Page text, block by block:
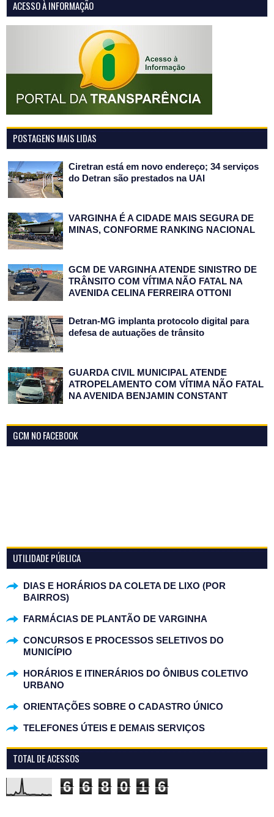
ACESSO À INFORMAÇÃO
POSTAGENS MAIS LIDAS
Ciretran está em novo endereço; 34 serviços
do Detran são prestados na UAI
VARGINHA É A CIDADE MAIS SEGURA DE
MINAS, CONFORME RANKING NACIONAL
GCM DE VARGINHA ATENDE SINISTRO DE
TRÂNSITO COM VÍTIMA NÃO FATAL NA
AVENIDA CELINA FERREIRA OTTONI
Detran-MG implanta protocolo digital para
defesa de autuações de trânsito
GUARDA CIVIL MUNICIPAL ATENDE
ATROPELAMENTO COM VÍTIMA NÃO FATAL
NA AVENIDA BENJAMIN CONSTANT
GCM NO FACEBOOK
UTILIDADE PÚBLICA
DIAS E HORÁRIOS DA COLETA DE LIXO (POR
BAIRROS)
FARMÁCIAS DE PLANTÃO DE VARGINHA
CONCURSOS E PROCESSOS SELETIVOS DO
MUNICÍPIO
HORÁRIOS E ITINERÁRIOS DO ÔNIBUS COLETIVO
URBANO
ORIENTAÇÕES SOBRE O CADASTRO ÚNICO
TELEFONES ÚTEIS E DEMAIS SERVIÇOS
TOTAL DE ACESSOS
6 6 8 0 1 6